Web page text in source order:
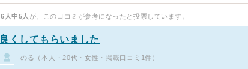
6人中5人 が、この口コミが参考になったと投票しています。
良くしてもらいました
のる（本人・20代・女性・掲載口コミ1件）